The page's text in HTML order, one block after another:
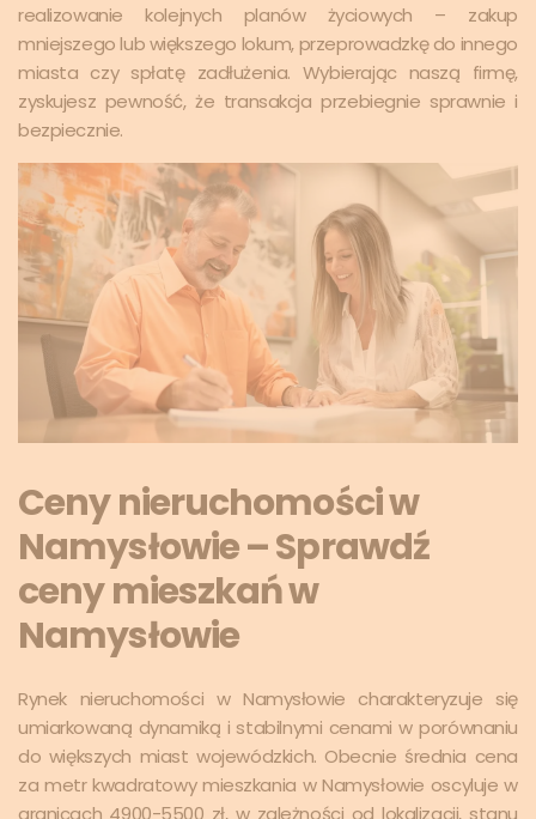
realizowanie kolejnych planów życiowych – zakup
mniejszego lub większego lokum, przeprowadzkę do innego
miasta czy spłatę zadłużenia. Wybierając naszą firmę,
zyskujesz pewność, że transakcja przebiegnie sprawnie i
bezpiecznie.
Ceny nieruchomości w
Namysłowie – Sprawdź
ceny mieszkań w
Namysłowie
Rynek nieruchomości w Namysłowie charakteryzuje się
umiarkowaną dynamiką i stabilnymi cenami w porównaniu
do większych miast wojewódzkich. Obecnie średnia cena
za metr kwadratowy mieszkania w Namysłowie oscyluje w
granicach 4900-5500 zł, w zależności od lokalizacji, stanu